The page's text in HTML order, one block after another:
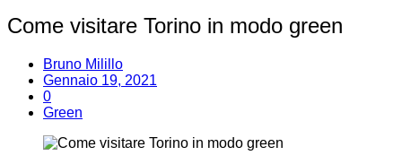
Come visitare Torino in modo green
Bruno Milillo
Gennaio 19, 2021
0
Green